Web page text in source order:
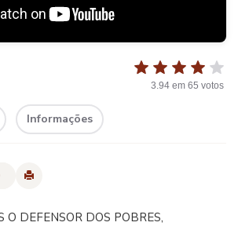
3.94 em 65 votos
Informações
O DEFENSOR DOS POBRES,